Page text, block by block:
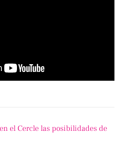
el Cercle las posibilidades de